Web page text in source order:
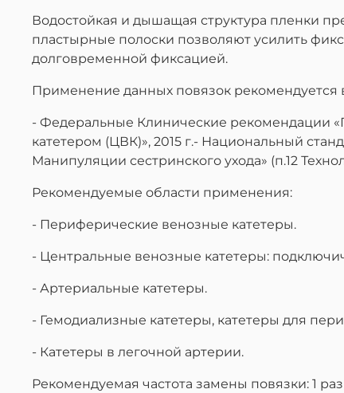
Водостойкая и дышащая структура пленки
пластырные полоски позволяют усилить
долговременной фиксацией.
Применение данных повязок рекомендуется
- Федеральные Клинические рекомендации
катетером (ЦВК)», 2015 г.- Национальный
Манипуляции сестринского ухода» (п.12
Рекомендуемые области применения:
- Периферические венозные катетеры.
- Центральные венозные катетеры:
- Артериальные катетеры.
- Гемодиализные катетеры, катетеры для
- Катетеры в легочной артерии.
Рекомендуемая частота замены повязки: 1